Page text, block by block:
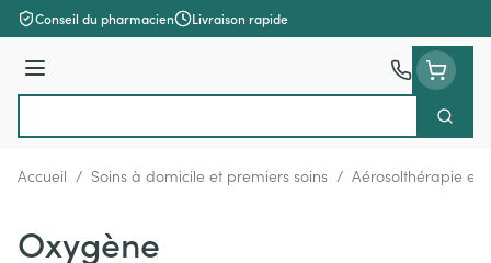
Aller au contenu
Conseil du pharmacien Livraison rapide
Menu
Accueil / Soins à domicile et premiers soins / Aérosolthérapie et
Oxygène